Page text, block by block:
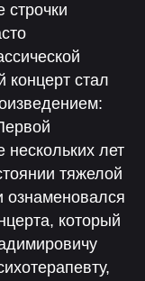
строчки
концерт стал
лет
тяжелой
ознаменовался
который